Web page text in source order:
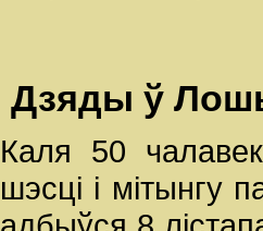
Дзяды ў
Каля 50
шэсці і мітынгу